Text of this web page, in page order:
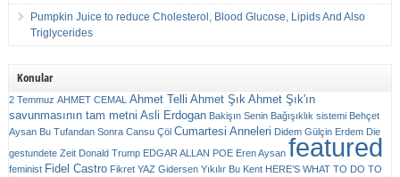
Pumpkin Juice to reduce Cholesterol, Blood Glucose, Lipids And Also
Triglycerides
Konular
2 Temmuz AHMET CEMAL Ahmet Telli Ahmet Şık Ahmet Şık'ın
savunmasının tam metni Asli Erdogan Bakişın Senin Bağışıklık sistemi Behçet
Aysan Bu Tufandan Sonra Cansu Çöl Cumartesi Anneleri Didem Gülçin Erdem Die
gestundete Zeit Donald Trump EDGAR ALLAN POE Eren Aysan featured
feminist Fidel Castro Fikret YAZ Gidersen Yıkılır Bu Kent HERE’S WHAT TO DO TO